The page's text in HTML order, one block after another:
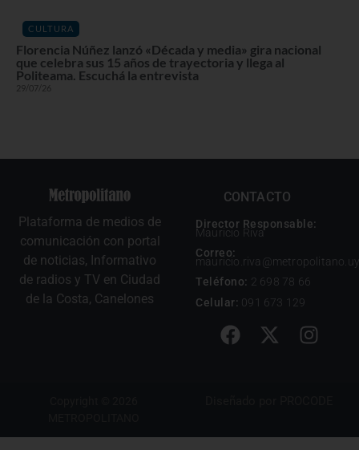
CULTURA
Florencia Núñez lanzó «Década y media» gira nacional
que celebra sus 15 años de trayectoria y llega al
Politeama. Escuchá la entrevista
29/07/26
Plataforma de medios de
comunicación con portal
de noticias, Informativo
de radios y TV en Ciudad
de la Costa, Canelones
CONTACTO
Director Responsable:
Mauricio Riva
Correo:
mauricio.riva@metropolitano.uy
Teléfono: 2 698 78 66
Celular: 091 673 129